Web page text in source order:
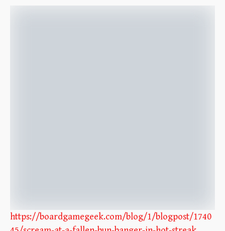
https://boardgamegeek.com/blog/1/blogpost/1740